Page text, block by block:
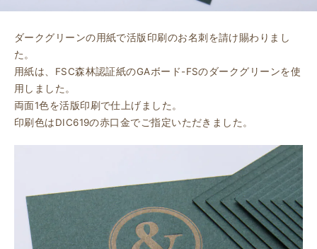
ダークグリーンの用紙で活版印刷のお名刺を請け賜わりまし
た。
用紙は、FSC森林認証紙のGAボード-FSのダークグリーンを使
用しました。
両面1色を活版印刷で仕上げました。
印刷色はDIC619の赤口金でご指定いただきました。